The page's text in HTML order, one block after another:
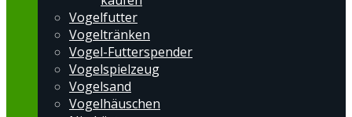
Vogelfutter
Vogeltränken
Vogel-Futterspender
Vogelspielzeug
Vogelsand
Vogelhäuschen